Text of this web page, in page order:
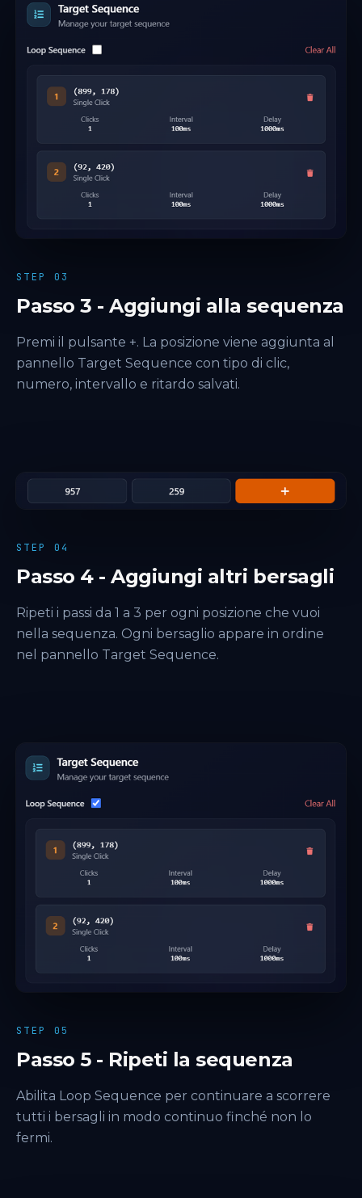
STEP 03
Passo 3 - Aggiungi alla sequenza
Premi il pulsante +. La posizione viene aggiunta al
pannello Target Sequence con tipo di clic,
numero, intervallo e ritardo salvati.
STEP 04
Passo 4 - Aggiungi altri bersagli
Ripeti i passi da 1 a 3 per ogni posizione che vuoi
nella sequenza. Ogni bersaglio appare in ordine
nel pannello Target Sequence.
STEP 05
Passo 5 - Ripeti la sequenza
Abilita Loop Sequence per continuare a scorrere
tutti i bersagli in modo continuo finché non lo
fermi.